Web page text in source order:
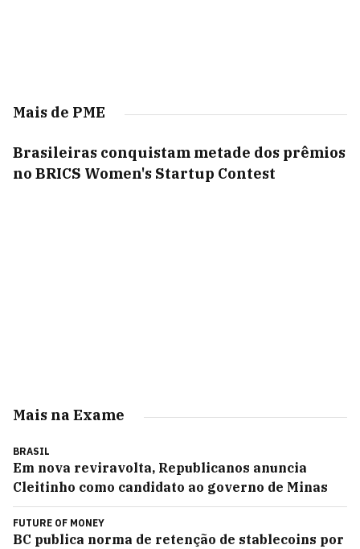
Mais de PME
Brasileiras conquistam metade dos prêmios
no BRICS Women's Startup Contest
Mais na Exame
BRASIL
Em nova reviravolta, Republicanos anuncia
Cleitinho como candidato ao governo de Minas
FUTURE OF MONEY
BC publica norma de retenção de stablecoins por